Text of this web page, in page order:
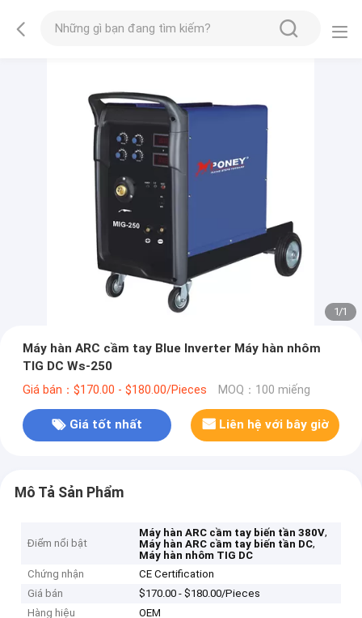
1/1
Máy hàn ARC cầm tay Blue Inverter Máy hàn nhôm
TIG DC Ws-250
Giá bán：$170.00 - $180.00/Pieces MOQ：100 miếng
Giá tốt nhất Liên hệ với bây giờ
Mô Tả Sản Phẩm
Điểm nổi bật
Máy hàn ARC cầm tay biến tần 380V,
Máy hàn ARC cầm tay biến tần DC,
Máy hàn nhôm TIG DC
Chứng nhận
CE Certification
Giá bán
$170.00 - $180.00/Pieces
Hàng hiệu
OEM